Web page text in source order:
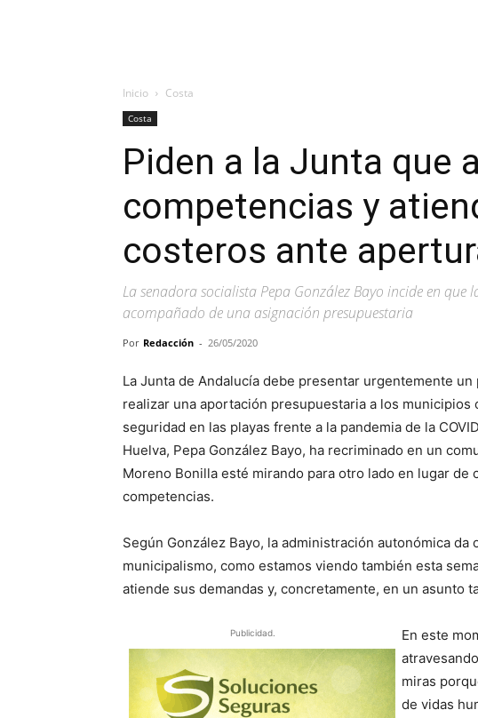
Inicio Costa
Costa
Piden a la Junta que
competencias y
costeros ante
La senadora socialista Pepa González Bayo incide en
acompañado de una asignación presupuestaria
Por Redacción - 26/05/2020
La Junta de Andalucía debe presentar urgentemente
realizar una aportación presupuestaria a los
seguridad en las playas frente a la pandemia de la
Huelva, Pepa González Bayo, ha recriminado en un
Moreno Bonilla esté mirando para otro lado en lugar
competencias.
Según González Bayo, la administración autonómica da
municipalismo, como estamos viendo también esta
atiende sus demandas y, concretamente, en un asunto
Publicidad.
En este
miras
de vidas